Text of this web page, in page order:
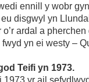
ennill y wobr
disgwyl yn
ardal a
fwyd yn ei westy –
Teifi yn 1973.
1973 yr ail